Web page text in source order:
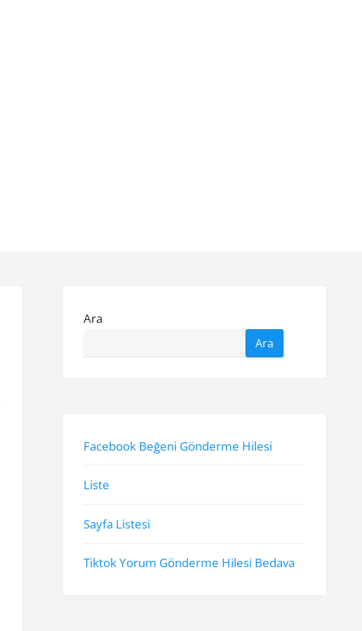
Ara
Ara
Facebook Beğeni Gönderme Hilesi
Liste
Sayfa Listesi
Tiktok Yorum Gönderme Hilesi Bedava